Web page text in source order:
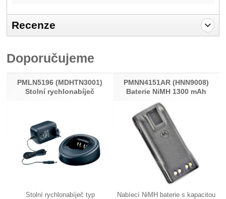
Recenze
Recenze
Nebyla přidána žádná recenze.
Doporučujeme
PMLN5196 (MDHTN3001)
Stolní rychlonabíječ
Stolní rychlonabíječ typ
PMNN4151AR (HNN9008)
Baterie NiMH 1300 mAh
Nabíecí NiMH baterie s kapacitou